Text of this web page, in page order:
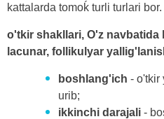
kattalarda tomoḱ turli turlari bor.
o'tkir shakllari, O'z navbatida
lacunar, follikulyar
boshlang'ich - o'tkir
urib;
ikkinchi darajali -